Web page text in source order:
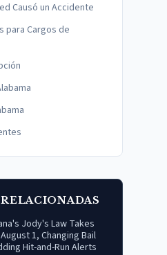
Causó un Accidente
para Cargos de
Jody's Law Takes
1, Changing Bail
Hit-and-Run Alerts